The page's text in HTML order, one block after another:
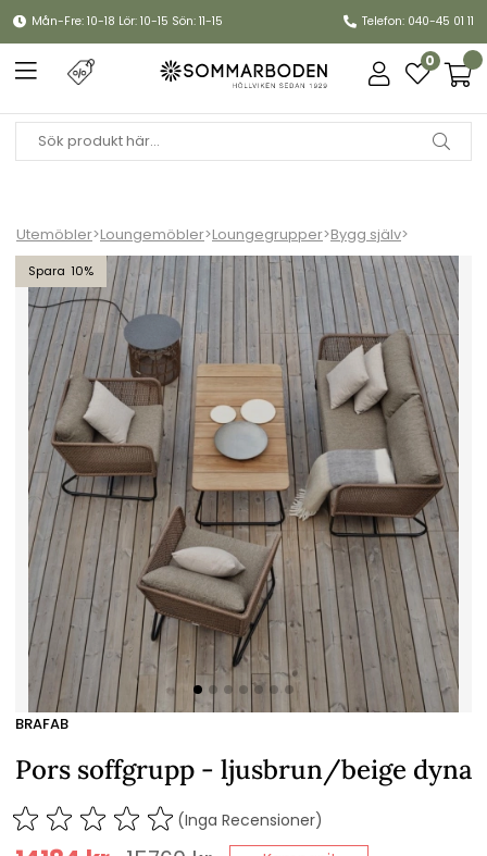
Mån-Fre: 10-18 Lör: 10-15 Sön: 11-15 Telefon: 040-45 01 11
0
Utemöbler>Loungemöbler>Loungegrupper>Bygg själv>
10
Pors soffgrupp - ljusbrun/beige dyna
BRAFAB
Pors soffgrupp - ljusbrun/beige dyna
(Inga Recensioner)